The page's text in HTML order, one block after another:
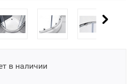
в наличии